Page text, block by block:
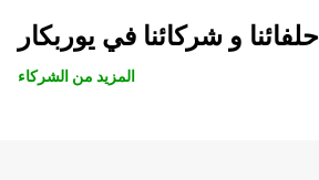
حلفائنا و شركائنا في يوربكار
المزيد من الشركاء